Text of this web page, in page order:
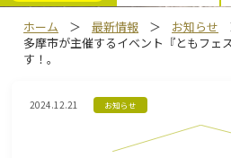
ホーム ＞ 最新情報 ＞ お知らせ
多摩市が主催するイベント『ともフェ
す！。
2024.12.21 お知らせ